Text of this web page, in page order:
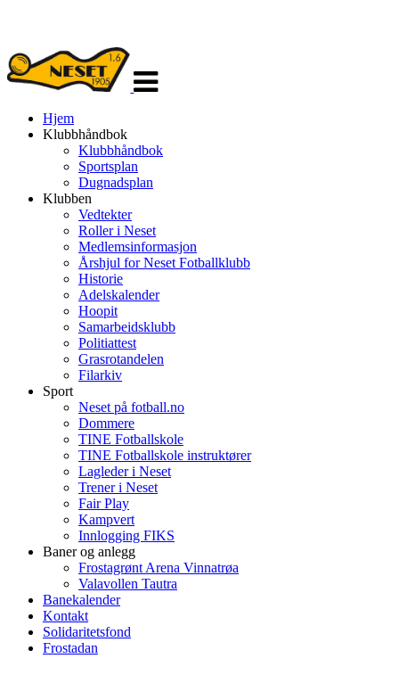
navigasjon
Hjem
Klubbhåndbok
Klubbhåndbok
Sportsplan
Dugnadsplan
Klubben
Vedtekter
Roller i Neset
Medlemsinformasjon
Årshjul for Neset Fotballklubb
Historie
Adelskalender
Hoopit
Samarbeidsklubb
Politiattest
Grasrotandelen
Filarkiv
Sport
Neset på fotball.no
Dommere
TINE Fotballskole
TINE Fotballskole instruktører
Lagleder i Neset
Trener i Neset
Fair Play
Kampvert
Innlogging FIKS
Baner og anlegg
Frostagrønt Arena Vinnatrøa
Valavollen Tautra
Banekalender
Kontakt
Solidaritetsfond
Frostadan